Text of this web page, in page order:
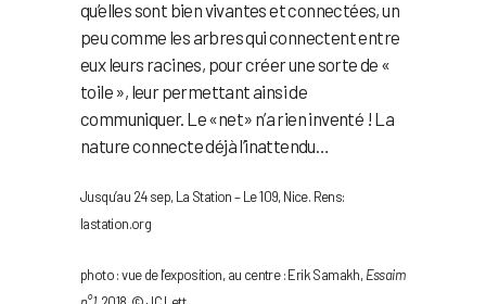
qu’elles sont bien vivantes et connectées, un
peu comme les arbres qui connectent entre
eux leurs racines, pour créer une sorte de «
toile », leur permettant ainsi de
communiquer. Le «net» n’a rien inventé ! La
nature connecte déjà l’inattendu…
Jusqu’au 24 sep, La Station – Le 109, Nice. Rens:
lastation.org
photo : vue de l’exposition, au centre : Erik Samakh,Essaim